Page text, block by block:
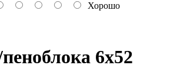
Хорошо
6х52